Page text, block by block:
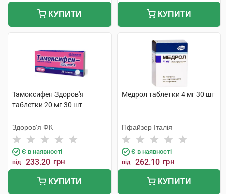
КУПИТИ КУПИТИ
Тамоксифен Здоров'я
таблетки 20 мг 30 шт
Здоров'я ФК
Є в наявності
від 233.20 грн
КУПИТИ
Медрол таблетки 4 мг 30 шт
Пфайзер Італія
Є в наявності
від 262.10 грн
КУПИТИ